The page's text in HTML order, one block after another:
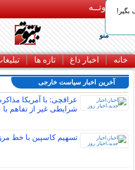
بـیتوتــه
منو
خانه اخبار داغ تازه ها
آخرین اخبار سیاست خارجی
عراقچی: با آمریکا
شرایطی غیر از تفاهم
تسهیم کاسپین با خط